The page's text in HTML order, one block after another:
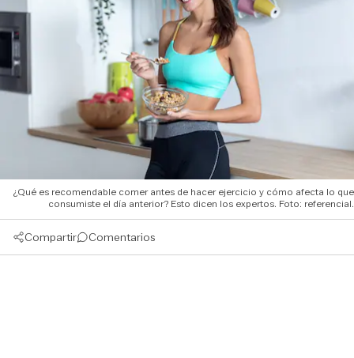
¿Qué es recomendable comer antes de hacer ejercicio y cómo afecta lo que
consumiste el día anterior? Esto dicen los expertos. Foto: referencial.
Compartir Comentarios